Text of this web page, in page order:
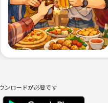
ンロードが必要です